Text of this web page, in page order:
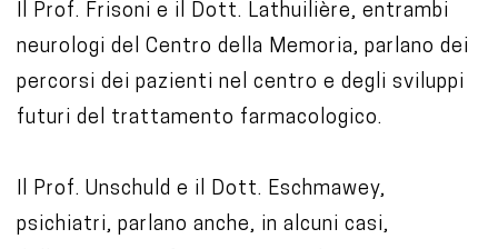
Il Prof. Frisoni e il Dott. Lathuilière, entrambi
neurologi del Centro della Memoria, parlano dei
percorsi dei pazienti nel centro e degli sviluppi
futuri del trattamento farmacologico.
Il Prof. Unschuld e il Dott. Eschmawey,
psichiatri, parlano anche, in alcuni casi,